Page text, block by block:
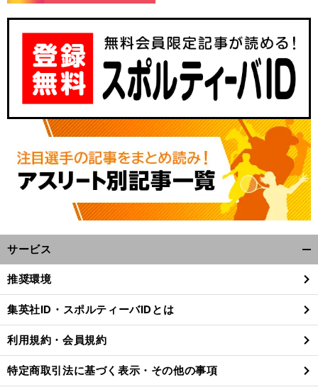
サービス
閉
る
推奨環境
集英社ID・スポルティーバIDとは
利用規約・会員規約
特定商取引法に基づく表示・その他の事項